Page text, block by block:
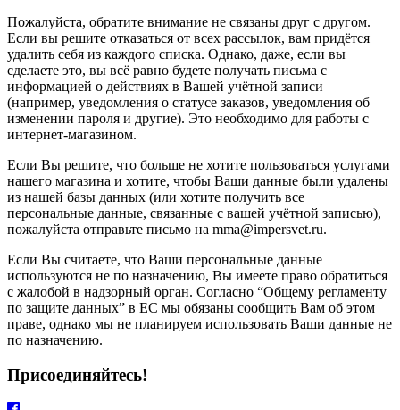
Пожалуйста, обратите внимание не связаны друг с другом.
Если вы решите отказаться от всех рассылок, вам придётся
удалить себя из каждого списка. Однако, даже, если вы
сделаете это, вы всё равно будете получать письма с
информацией о действиях в Вашей учётной записи
(например, уведомления о статусе заказов, уведомления об
изменении пароля и другие). Это необходимо для работы с
интернет-магазином.
Если Вы решите, что больше не хотите пользоваться услугами
нашего магазина и хотите, чтобы Ваши данные были удалены
из нашей базы данных (или хотите получить все
персональные данные, связанные с вашей учётной записью),
пожалуйста отправьте письмо на mma@impersvet.ru.
Если Вы считаете, что Ваши персональные данные
используются не по назначению, Вы имеете право обратиться
с жалобой в надзорный орган. Согласно “Общему регламенту
по защите данных” в ЕС мы обязаны сообщить Вам об этом
праве, однако мы не планируем использовать Ваши данные не
по назначению.
Присоединяйтесь!